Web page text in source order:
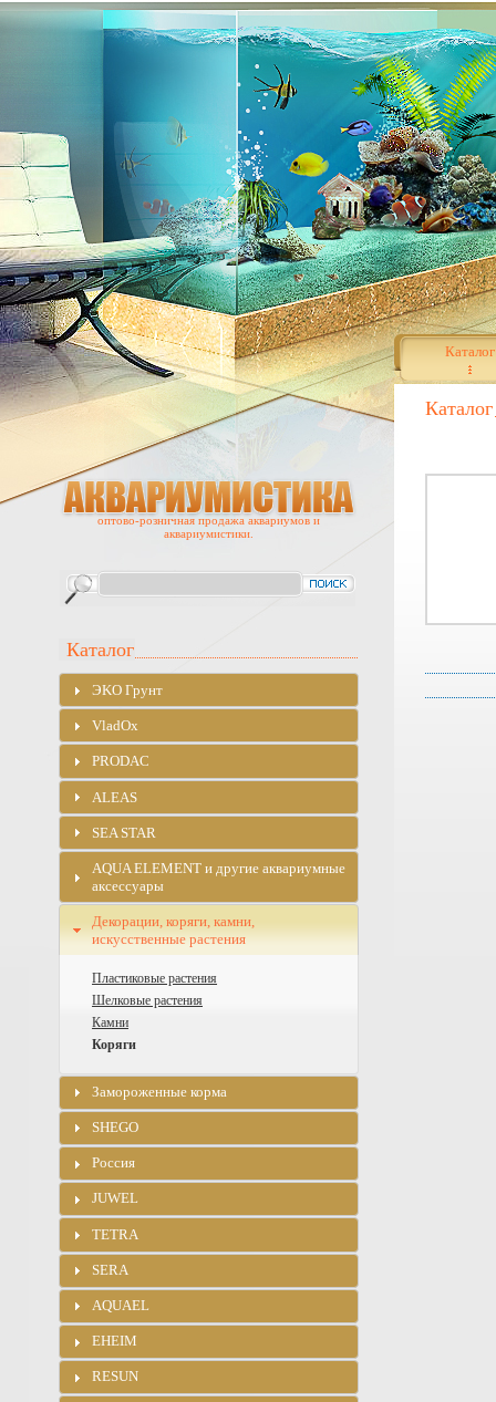
Каталог
Каталог
оптово-розничная продажа аквариумов и
аквариумистики.
Каталог
ЭKO Грунт
VladOx
PRODAC
ALEAS
SEA STAR
AQUA ELEMENT и другие аквариумные
аксессуары
Декорации, коряги, камни,
искусственные растения
Пластиковые растения
Шелковые растения
Камни
Коряги
Замороженные корма
SHEGO
Россия
JUWEL
TETRA
SERA
AQUAEL
EHEIM
RESUN